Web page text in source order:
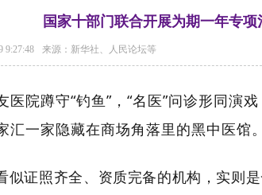
国家十部门联合开展为期一年专
9:27:48 来源：新华社、人民论坛等
医院蹲守“钓鱼”，“名医”问诊形同
汇一家隐藏在商场角落里的黑中医馆。
似证照齐全、资质完备的机构，实则